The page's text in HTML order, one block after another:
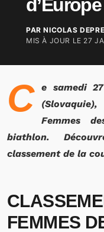
PAR NICOLAS
MIS À JOUR LE 27
C
e samedi
Femmes
biathlon.
classement de la
FEMMES